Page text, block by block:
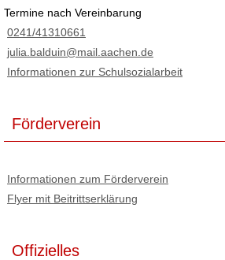
Termine nach Vereinbarung
0241/41310661
julia.balduin@mail.aachen.de
Informationen zur Schulsozialarbeit
Förderverein
Informationen zum Förderverein
Flyer mit Beitrittserklärung
Offizielles